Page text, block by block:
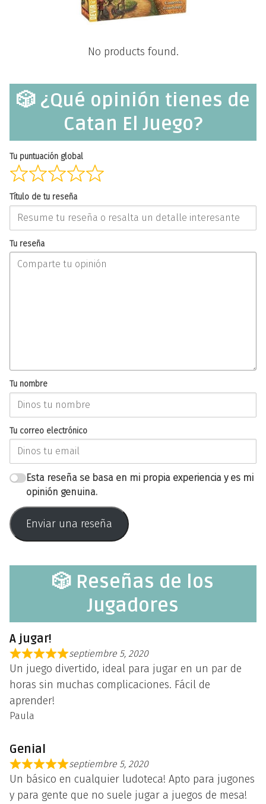
No products found.
🎲 ¿Qué opinión tienes de
Catan El Juego?
Tu puntuación global
Título de tu reseña
Tu reseña
Tu nombre
Tu correo electrónico
Esta reseña se basa en mi propia experiencia y es mi
opinión genuina.
Enviar una reseña
🎲 Reseñas de los
Jugadores
A jugar!
septiembre 5, 2020
Un juego divertido, ideal para jugar en un par de
horas sin muchas complicaciones. Fácil de
aprender!
Paula
Genial
septiembre 5, 2020
Un básico en cualquier ludoteca! Apto para jugones
y para gente que no suele jugar a juegos de mesa!